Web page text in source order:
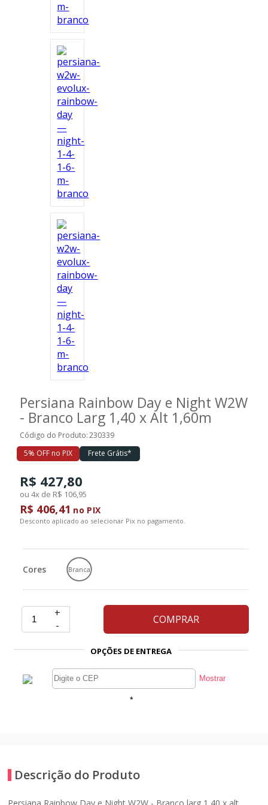
Ferramentas
PROMOÇÃO
Persiana Rainbow Day e Night W2W
- Branco Larg 1,40 x Alt 1,60m
Código do Produto: 230339
5% OFF no PIX
Frete Grátis*
R$ 427,80
ou 4x de R$ 106,95
R$ 406,41 no PIX
Desconto aplicado ao selecionar Pix no pagamento.
Cores Branca
+
-
COMPRAR
OPÇÕES DE ENTREGA
*
Descrição do Produto